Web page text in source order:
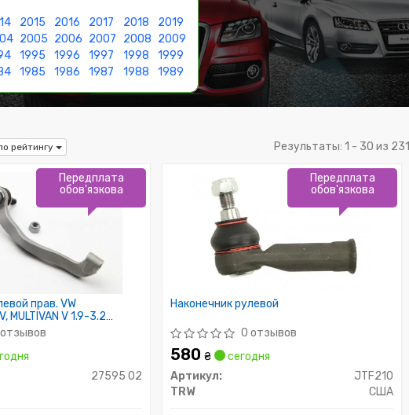
2015 2016 2017 2018
2019
2005 2006 2007 2008 2009
1995 1996 1997 1998
1999
1985 1986 1987 1988 1989
рейтингу Результаты: 1 - 30 из 231
прав. VW
MULTIVAN V 1.9-3.2
27595 02
Передплата
обов'язкова
Наконечник рулевой
0 отзывов
580₴
сегодня
Артикул:
JTF210
TRW
США
Передплата
обов'язкова